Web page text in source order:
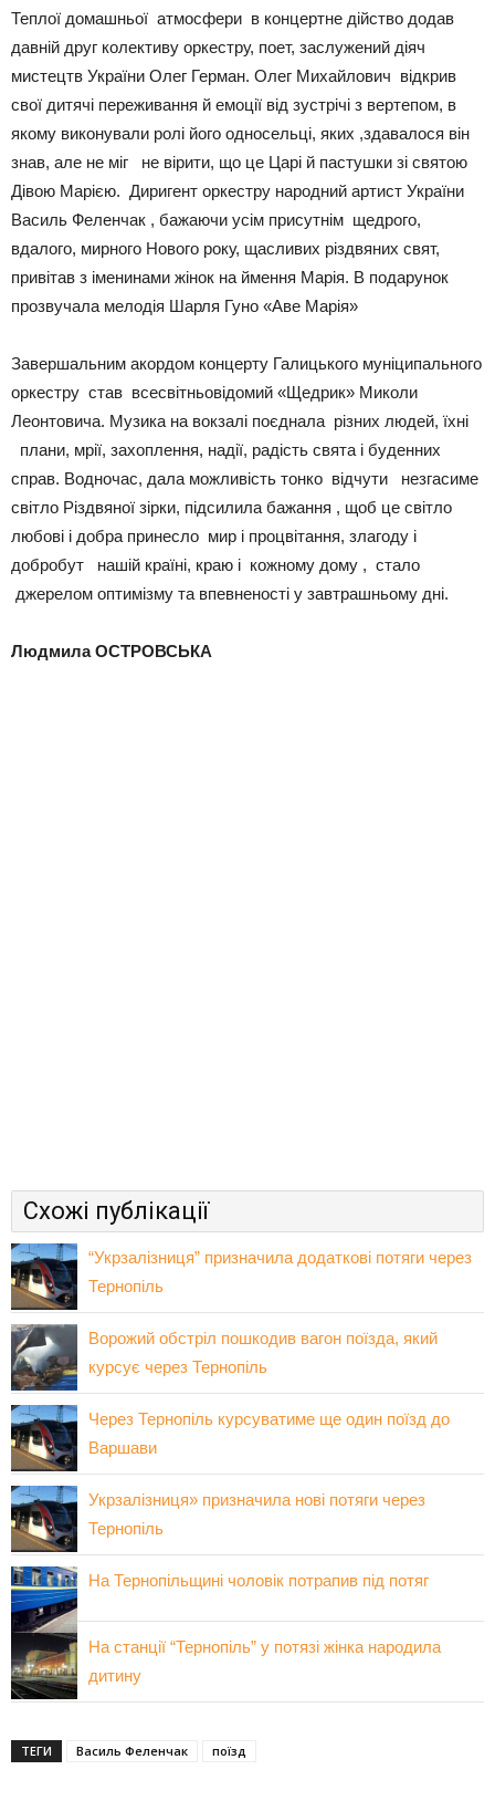
Теплої домашньої атмосфери в концертне дійство додав
давній друг колективу оркестру, поет, заслужений діяч
мистецтв України Олег Герман. Олег Михайлович відкрив
свої дитячі переживання й емоції від зустрічі з вертепом, в
якому виконували ролі його односельці, яких ,здавалося він
знав, але не міг не вірити, що це Царі й пастушки зі святою
Дівою Марією. Диригент оркестру народний артист України
Василь Феленчак , бажаючи усім присутнім щедрого,
вдалого, мирного Нового року, щасливих різдвяних свят,
привітав з іменинами жінок на ймення Марія. В подарунок
прозвучала мелодія Шарля Гуно «Аве Марія»
Завершальним акордом концерту Галицького муніципального
оркестру став всесвітньовідомий «Щедрик» Миколи
Леонтовича. Музика на вокзалі поєднала різних людей, їхні
плани, мрії, захоплення, надії, радість свята і буденних
справ. Водночас, дала можливість тонко відчути незгасиме
світло Різдвяної зірки, підсилила бажання , щоб це світло
любові і добра принесло мир і процвітання, злагоду і
добробут нашій країні, краю і кожному дому , стало
джерелом оптимізму та впевненості у завтрашньому дні.
Людмила ОСТРОВСЬКА
Схожі публікації
“Укрзалізниця” призначила додаткові потяги через
Тернопіль
Ворожий обстріл пошкодив вагон поїзда, який
курсує через Тернопіль
Через Тернопіль курсуватиме ще один поїзд до
Варшави
Укрзалізниця» призначила нові потяги через
Тернопіль
На Тернопільщині чоловік потрапив під потяг
На станції “Тернопіль” у потязі жінка народила
дитину
ТЕГИ Василь Феленчак поїзд